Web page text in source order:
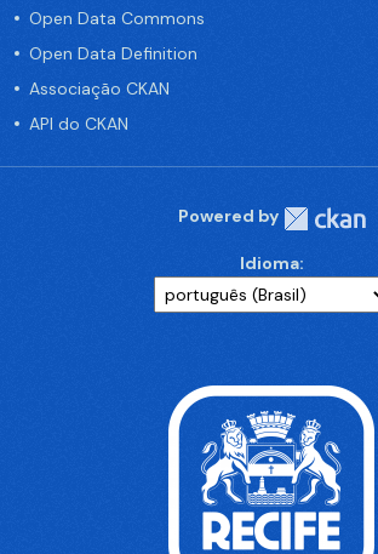
Open Data Commons
Open Data Definition
Associação CKAN
API do CKAN
Powered by
Idioma